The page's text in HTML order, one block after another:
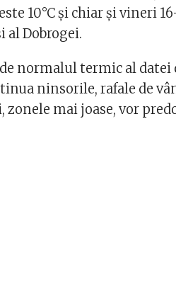
10°C și chiar și vineri
al Dobrogei.
normalul termic al datei
ninsorile, rafale de
mai joase, vor